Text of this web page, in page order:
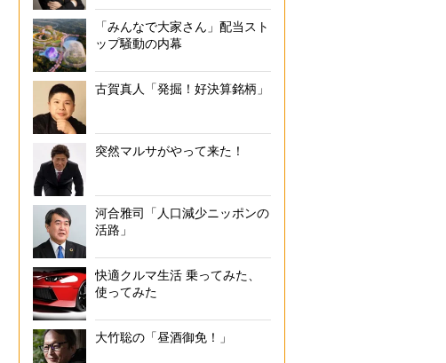
「みんなで大家さん」配当スト
ップ騒動の内幕
古賀真人「発掘！好決算銘柄」
突然マルサがやって来た！
河合雅司「人口減少ニッポンの
活路」
快適クルマ生活 乗ってみた、
使ってみた
大竹聡の「昼酒御免！」